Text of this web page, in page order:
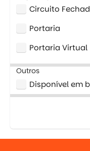
Circuito
Portaria
Portaria Virtual
Outros
Disponível em